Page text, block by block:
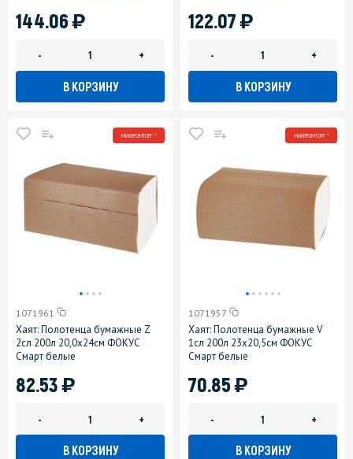
144.06)
- +
В КОРЗИНУ
122.07)
- +
В КОРЗИНУ
МИНПРОМТОРГ *
1071961
Хаят: Полотенца бумажные Z
2сл 200л 20,0х24см ФОКУС
Смарт белые
82.53)
- +
В КОРЗИНУ
МИНПРОМТОРГ *
1071957
Хаят: Полотенца бумажные V
1сл 200л 23х20,5см ФОКУС
Смарт белые
70.85)
- +
В КОРЗИНУ